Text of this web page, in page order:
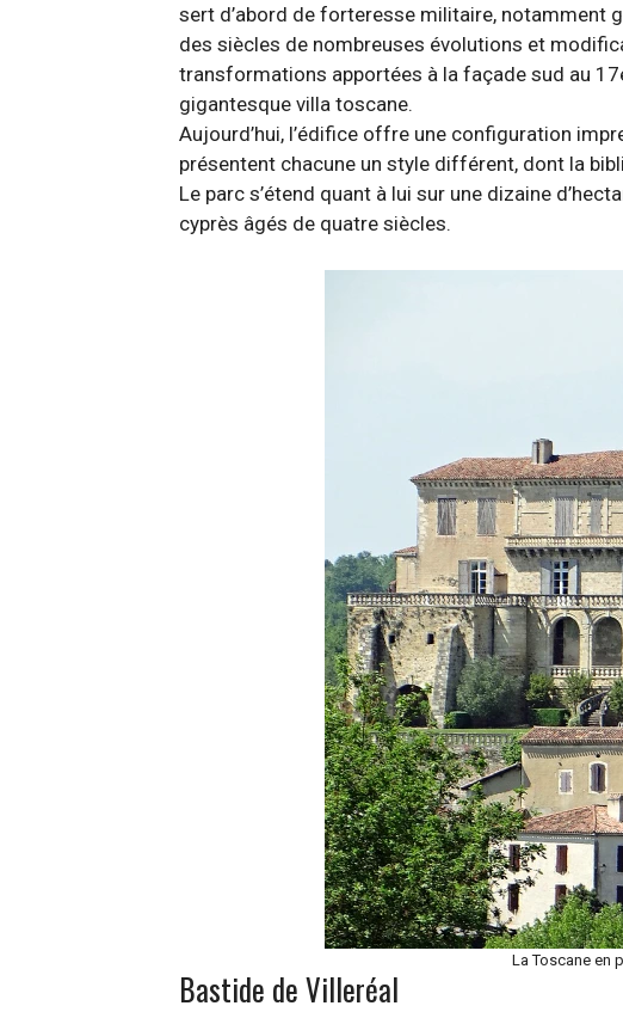
sert d’abord de forteresse militaire, notamment
des siècles de nombreuses évolutions et
transformations apportées à la façade sud au
gigantesque villa toscane.
Aujourd’hui, l’édifice offre une configuration
présentent chacune un style différent, dont la
Le parc s’étend quant à lui sur une dizaine
cyprès âgés de quatre siècles.
La Toscane en
Bastide de Villeréal